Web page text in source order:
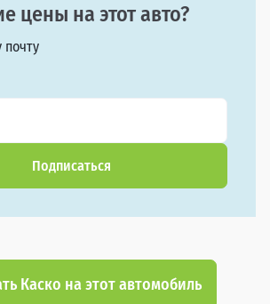
цены на этот авто?
почту
Подписаться
Каско на этот автомобиль